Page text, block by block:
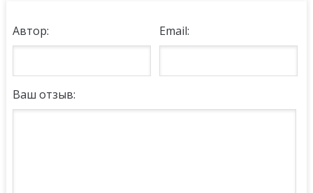
Автор: Email:
Ваш отзыв: